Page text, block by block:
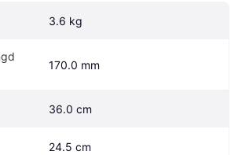
3.6 kg
170.0 mm
36.0 cm
24.5 cm